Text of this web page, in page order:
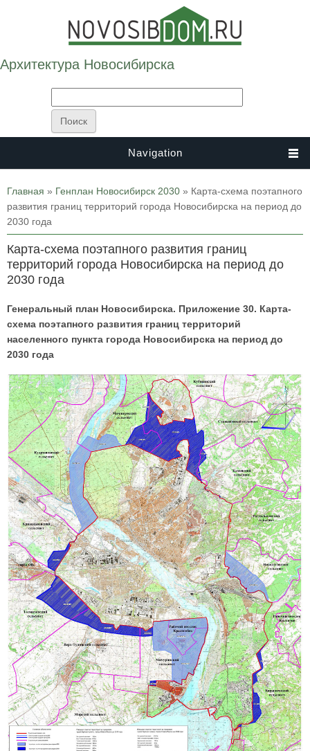
Архитектура Новосибирска
Navigation
Вы здесь
Главная » Генплан Новосибирск 2030 » Карта-схема поэтапного
развития границ территорий города Новосибирска на период до
2030 года
Карта-схема поэтапного развития границ
территорий города Новосибирска на период до
2030 года
Генеральный план Новосибирска. Приложение 30. Карта-
схема поэтапного развития границ территорий
населенного пункта города Новосибирска на период до
2030 года